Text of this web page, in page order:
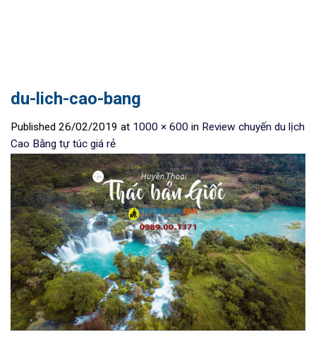
du-lich-cao-bang
Published 26/02/2019 at 1000 × 600 in Review chuyến du lịch
Cao Bằng tự túc giá rẻ